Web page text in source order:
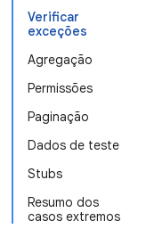
Verificar
exceções
Agregação
Permissões
Paginação
Dados de teste
Stubs
Resumo dos
casos extremos